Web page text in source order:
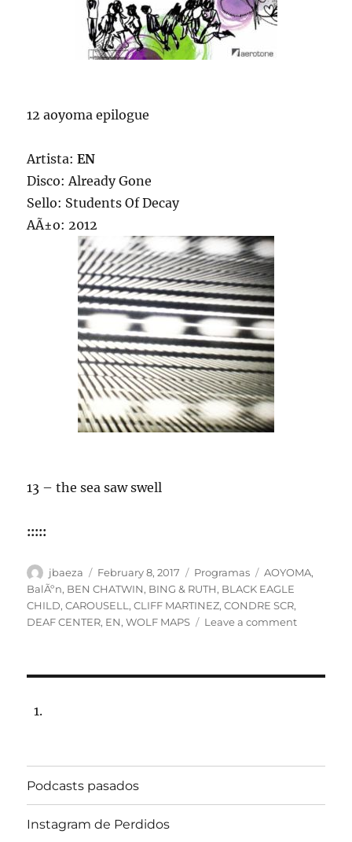
12 aoyoma epilogue
Artista:EN
Disco: Already Gone
Sello: Students Of Decay
AÃ±o: 2012
13 – the sea saw swell
:::::
Author
jbaeza
Posted
on
February 8, 2017 Categories
Programas Tags
AOYOMA,
BalÃºn, BEN CHATWIN, BING & RUTH, BLACK EAGLE
CHILD,CAROUSELL,CLIFF MARTINEZ,CONDRE SCR,
DEAF CENTER, EN,WOLF MAPS Leave a commenton
de
102.5fm
Podcasts pasados
Instagram de Perdidos